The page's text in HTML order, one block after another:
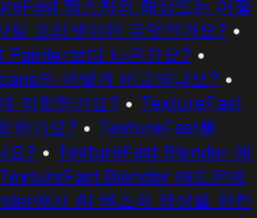
텍스처의 해상도는 어떻
프리셋이란 무엇인가요? •
보다 나은가요? •
와 어떻게 비교되나요? •
적합한가요? • TextureFast
한가요? • TextureFast를
요? • TextureFast Blender 애
TextureFast Blender 애드온에
에서 AI 텍스처 생성을 위한